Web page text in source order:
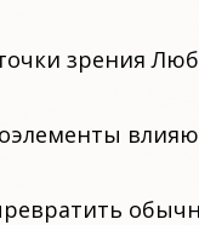
зрения